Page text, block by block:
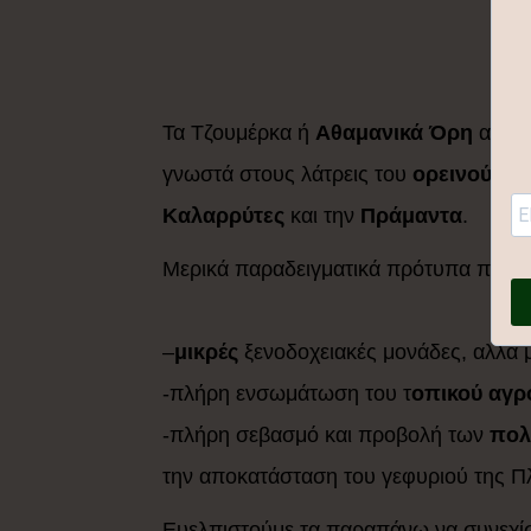
Τα Τζουμέρκα ή Αθαμανικά Όρη
γνωστά στους λάτρεις του ορεινού
Καλαρρύτες και την Πράμαντα.
Μερικά παραδειγματικά πρότυπα που
–μικρές ξενοδοχειακές μονάδες,
-πλήρη ενσωμάτωση του τοπικού
-πλήρη σεβασμό και προβολή των
την αποκατάσταση του γεφυριού της